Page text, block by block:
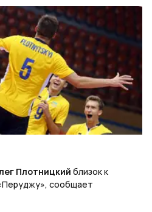
Плотницкий близок к
сообщает